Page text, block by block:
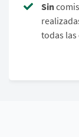
Sin
todas